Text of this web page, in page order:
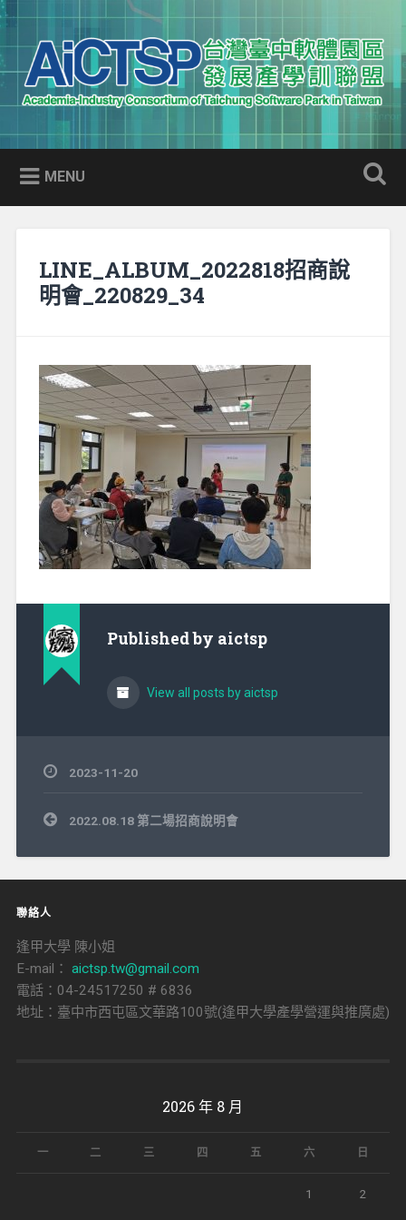
Skip
to
content
Search
AICTSP 台灣臺中軟體園區發展
產學訓聯盟
Academia-Industry Consortium of Taichung Software Park
in Taiwan
MENU
LINE_ALBUM_2022818招商說
明會_220829_34
Published by aictsp
View all posts by aictsp
2023-11-20
文
章
覽
2022.08.18 第二場招商說明會
聯絡人
逢甲大學 陳小姐
E-mail： aictsp.tw@gmail.com
電話：04-24517250 # 6836
地址：臺中市西屯區文華路100號(逢甲大學產學營運與推廣處)
2026 年 8 月
一 二 三 四 五 六 日
1 2